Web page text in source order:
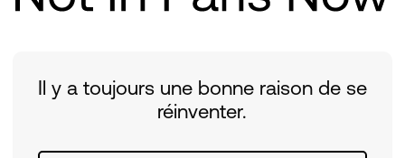
Il y a toujours une bonne raison de se
réinventer.